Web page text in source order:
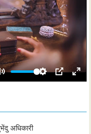
e
e
M
S
P
E